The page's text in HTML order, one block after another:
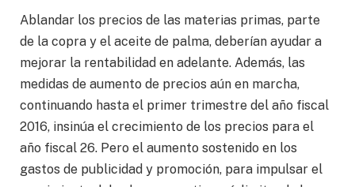
Ablandar los precios de las materias primas, parte
de la copra y el aceite de palma, deberían ayudar a
mejorar la rentabilidad en adelante. Además, las
medidas de aumento de precios aún en marcha,
continuando hasta el primer trimestre del año fiscal
2016, insinúa el crecimiento de los precios para el
año fiscal 26. Pero el aumento sostenido en los
gastos de publicidad y promoción, para impulsar el